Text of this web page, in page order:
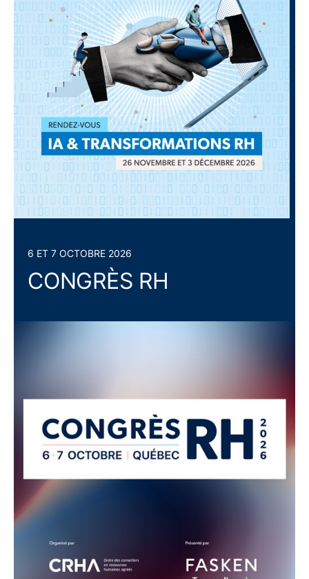
6 ET 7 OCTOBRE 2026
CONGRÈS RH